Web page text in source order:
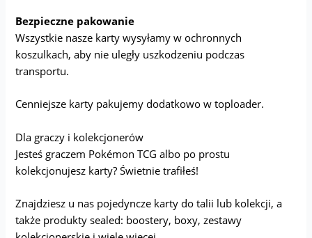
Bezpieczne pakowanie
Wszystkie nasze karty wysyłamy w ochronnych
koszulkach, aby nie uległy uszkodzeniu podczas
transportu.
Cenniejsze karty pakujemy dodatkowo w toploader.
Dla graczy i kolekcjonerów
Jesteś graczem Pokémon TCG albo po prostu
kolekcjonujesz karty? Świetnie trafiłeś!
Znajdziesz u nas pojedyncze karty do talii lub kolekcji, a
także produkty sealed: boostery, boxy, zestawy